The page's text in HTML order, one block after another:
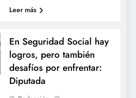
Leer más
En Seguridad Social hay
logros, pero también
desafíos por enfrentar:
Diputada